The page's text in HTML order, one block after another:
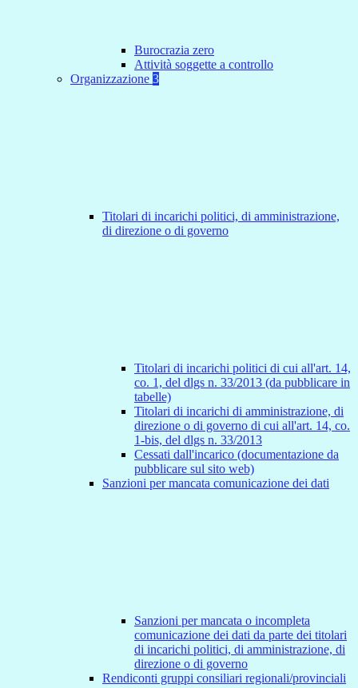
Burocrazia zero
Attività soggette a controllo
Organizzazione 3
Titolari di incarichi politici, di amministrazione,
di direzione o di governo
Titolari di incarichi politici di cui all'art. 14,
co. 1, del dlgs n. 33/2013 (da pubblicare in
tabelle)
Titolari di incarichi di amministrazione, di
direzione o di governo di cui all'art. 14, co.
1-bis, del dlgs n. 33/2013
Cessati dall'incarico (documentazione da
pubblicare sul sito web)
Sanzioni per mancata comunicazione dei dati
Sanzioni per mancata o incompleta
comunicazione dei dati da parte dei titolari
di incarichi politici, di amministrazione, di
direzione o di governo
Rendiconti gruppi consiliari regionali/provinciali